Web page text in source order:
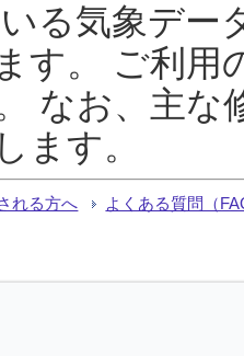
る気象デー
す。 ご利用
なお、主な
ます。
れる方へ よくある質問（